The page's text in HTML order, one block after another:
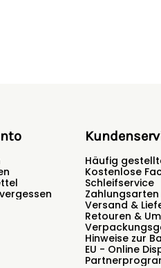
Häufig
Kostenlose
Schleifservice
Zahlungsarten
Versand &
Retouren &
Hinweise zur
EU - Online